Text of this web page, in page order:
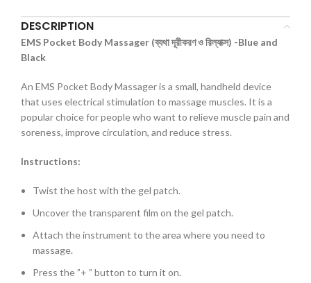
DESCRIPTION
EMS Pocket Body Massager (ব্যথা দূরীকরণ ও রিল্যাক্স) -Blue and
Black
An EMS Pocket Body Massager is a small, handheld device
that uses electrical stimulation to massage muscles. It is a
popular choice for people who want to relieve muscle pain and
soreness, improve circulation, and reduce stress.
Instructions:
Twist the host with the gel patch.
Uncover the transparent film on the gel patch.
Attach the instrument to the area where you need to
massage.
Press the ”+ ” button to turn it on.